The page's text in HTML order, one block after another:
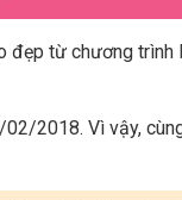
đẹp từ chương
2018. Vì vậy,